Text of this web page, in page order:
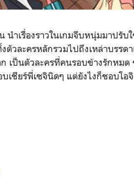
นำเรื่องราวในเกมจีบหนุ่มมาปรั
ตัวละครหลักรวมไปถึงเหล่าบรรด
ก เป็นตัวละครที่คนรอบข้างรักหม
บเชียร์พี่เซจินิดๆ แต่ยังไงก็ชอบโอจิ